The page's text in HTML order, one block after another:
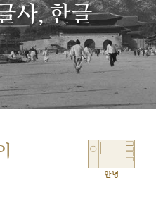
자, 한글
안녕